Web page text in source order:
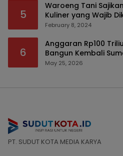
5
Waroeng Tani
Kuliner yang Wajib
February 8, 2024
6
Anggaran Rp100
Bangun Kembali
Bencana Bakal
May 25, 2026
PT. SUDUT KOTA MEDIA KARYA